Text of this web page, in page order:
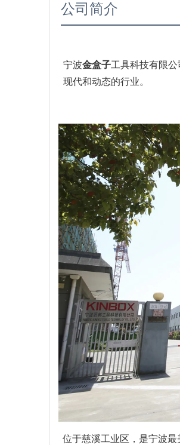
公司简介
宁波金盒子工具科技有限
现代和动态的行业。
位于慈溪工业区，是宁波